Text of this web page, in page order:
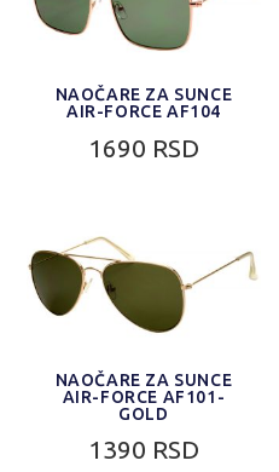
NAOČARE ZA SUNCE
AIR-FORCE AF104
1690 RSD
NAOČARE ZA SUNCE
AIR-FORCE AF101-
GOLD
1390 RSD